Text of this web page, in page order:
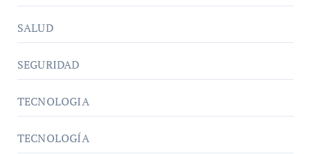
SALUD
SEGURIDAD
TECNOLOGIA
TECNOLOGÍA